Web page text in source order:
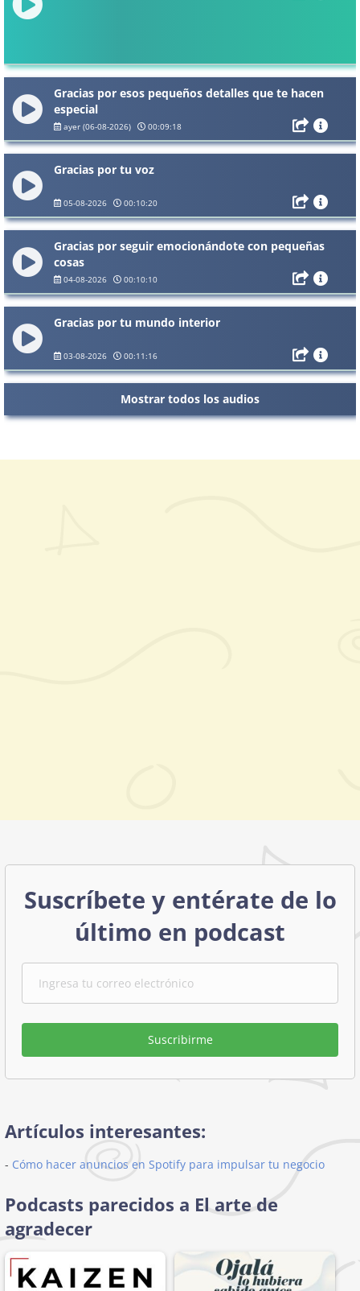
Gracias por esos pequeños detalles que te hacen
especial
ayer (06-08-2026) 00:09:18
Gracias por tu voz
05-08-2026 00:10:20
Gracias por seguir emocionándote con pequeñas
cosas
04-08-2026 00:10:10
Gracias por tu mundo interior
03-08-2026 00:11:16
Mostrar todos los audios
Suscríbete y entérate de lo
último en podcast
Suscribirme
Artículos interesantes:
- Cómo hacer anuncios en Spotify para impulsar tu negocio
Podcasts parecidos a El arte de
agradecer